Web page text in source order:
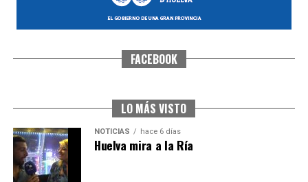
SEXTA CORRIDA DE LAS FIESTAS COLOMBINAS
FACEBOOK
LO MÁS VISTO
NOTICIAS hace 6 días
Huelva mira a la Ría